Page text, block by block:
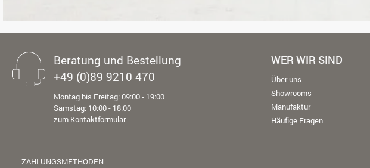
Beratung und Bestellung
+49 (0)89 9210 470
Montag bis Freitag: 09:00 - 19:00
Samstag: 10:00 - 18:00
zum Kontaktformular
ZAHLUNGSMETHODEN
WER WIR SIND
Über uns
Showrooms
Manufaktur
Häufige Fragen